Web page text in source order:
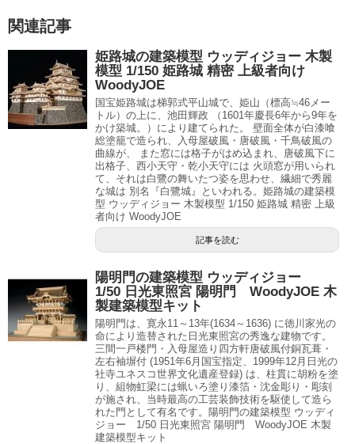
関連記事
姫路城の建築模型 ウッディジョー 木製
模型 1/150 姫路城 精密 上級者向け
WoodyJOE
国宝姫路城は梯郭式平山城で、姫山（標高≒46メー
トル）の上に、池田輝政 （1601年慶長6年から9年を
かけ築城。）により建てられた。 壁面全体が白漆喰
総塗籠で造られ、入母屋破風・唐破風・千鳥破風の
曲線が、 また窓には格子がはめ込まれ、唐破風下に
出格子、西小天守・乾小天守には 火頭窓が用いられ
て、それは白鷺の舞いたつ姿を思わせ、繊細で秀麗
な城は 別名『白鷺城』といわれる。姫路城の建築模
型 ウッディジョー 木製模型 1/150 姫路城 精密 上級
者向け WoodyJOE
記事を読む
陽明門の建築模型 ウッディジョー
1/50 日光東照宮 陽明門 WoodyJOE 木
製建築模型キット
陽明門は、寛永11～13年(1634～1636) に徳川家光の
命により造替された日光東照宮の秀逸な建物です。
三間一戸楼門・入母屋造り四方軒唐破風付銅瓦葺・
左右袖塀付 (1951年6月国宝指定、1999年12月日光の
社寺ユネスコ世界文化遺産登録) は、柱貫に胡粉を塗
り、組物虹梁には蝋いろ塗り漆箔・沈金彫り・彫刻
が施され、当時最高の工芸装飾技術を駆使して造ら
れた門として有名です。陽明門の建築模型 ウッディ
ジョー 1/50 日光東照宮 陽明門 WoodyJOE 木製
建築模型キット